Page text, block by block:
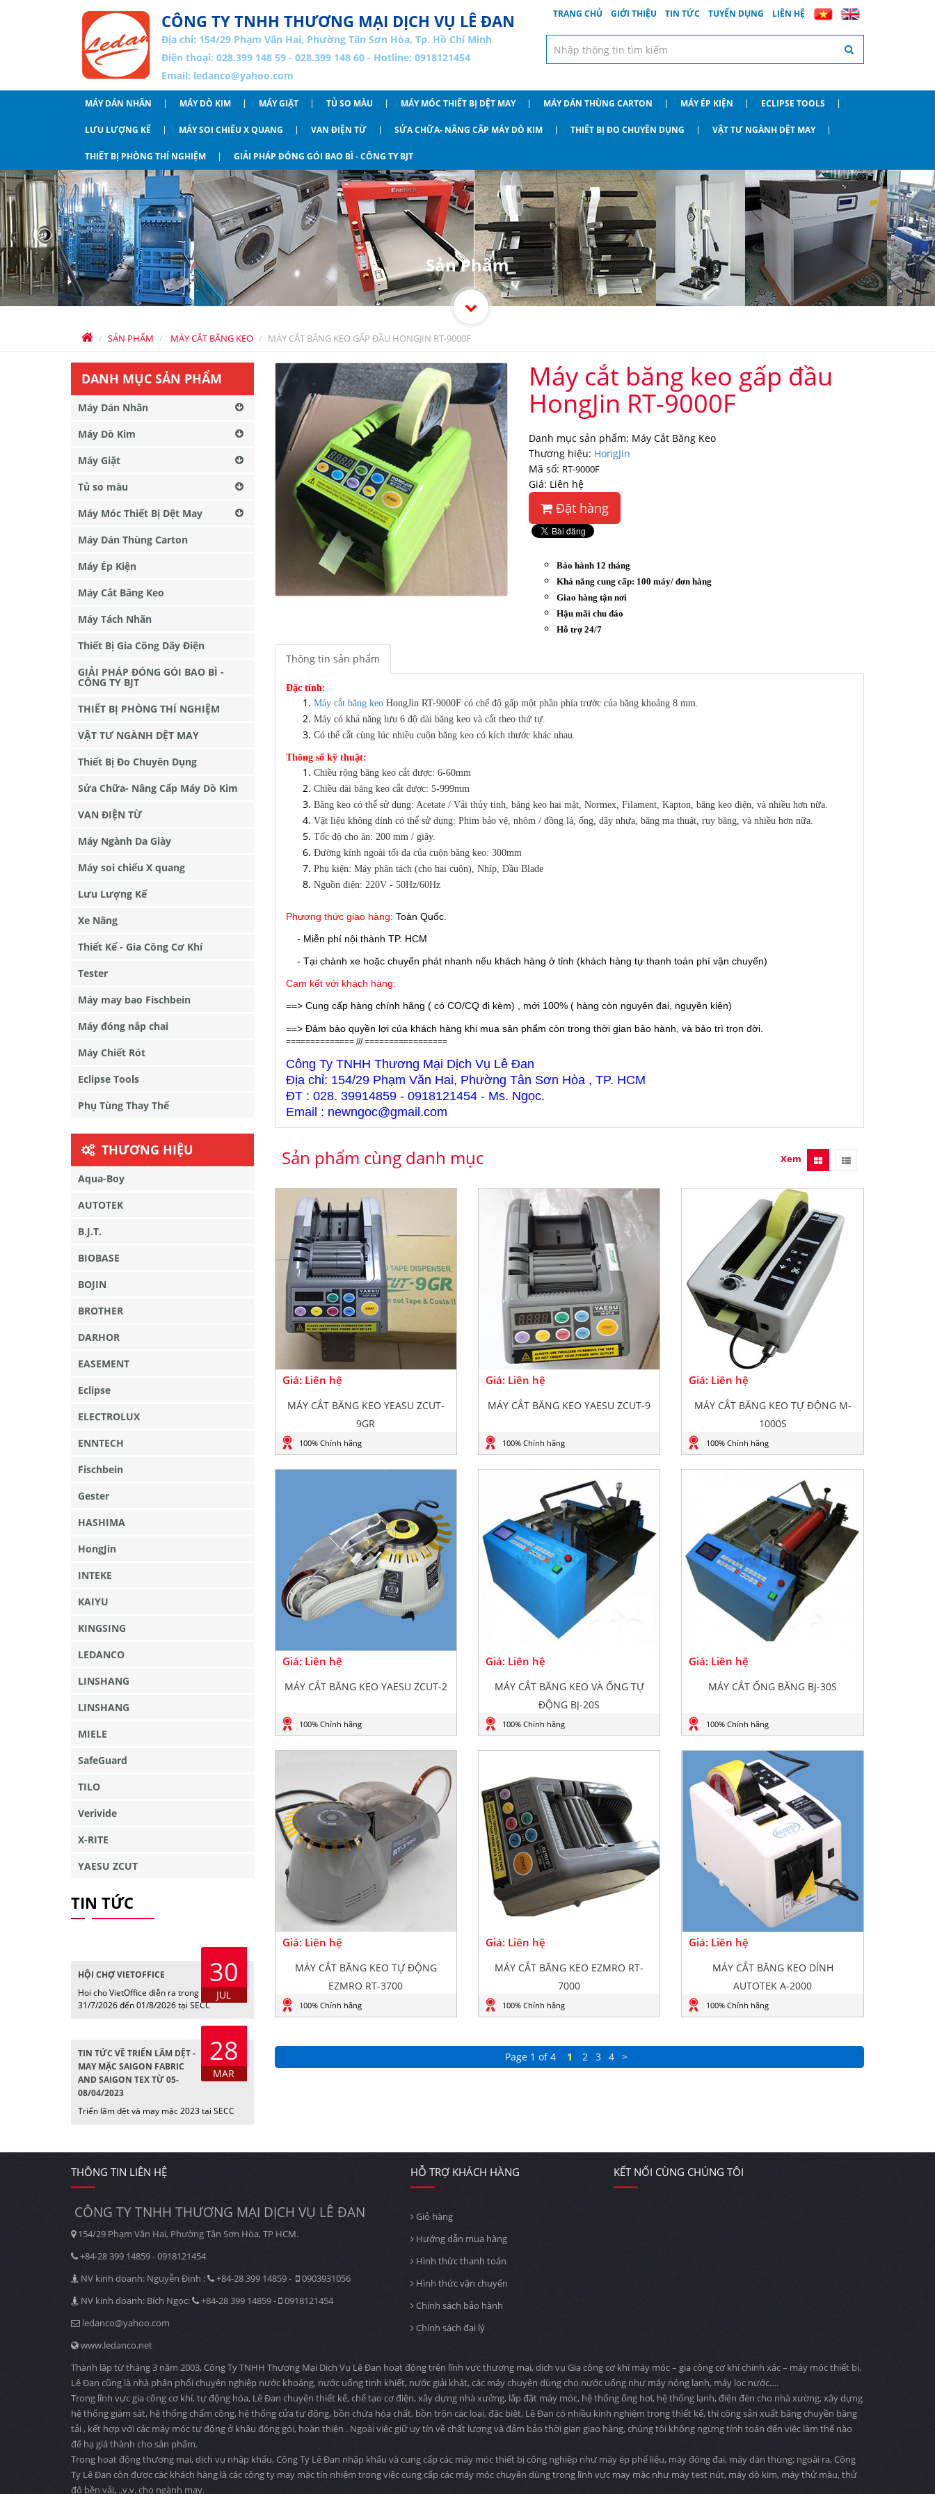
CÔNG TY TNHH THƯƠNG MẠI DỊCH VỤ LÊ ĐAN
Địa chỉ: 154/29 Phạm Văn Hai, Phường Tân Sơn Hòa, Tp. Hồ Chí Minh
Điện thoại: 028.399 148 59 - 028.399 148 60 - Hotline: 0918121454
Email: ledanco@yahoo.com
TRANG CHỦ GIỚI THIỆU TIN TỨC TUYỂN DỤNG LIÊN HỆ
MÁY DÁN NHÃN MÁY DÒ KIM MÁY GIẶT TỦ SO MÀU MÁY MÓC THIẾT BỊ DỆT MAY MÁY DÁN THÙNG CARTON MÁY ÉP KIỆN ECLIPSE TOOLS
LƯU LƯỢNG KẾ MÁY SOI CHIẾU X QUANG VAN ĐIỆN TỪ SỬA CHỮA- NÂNG CẤP MÁY DÒ KIM THIẾT BỊ ĐO CHUYÊN DỤNG VẬT TƯ NGÀNH DỆT MAY
THIẾT BỊ PHÒNG THÍ NGHIỆM GIẢI PHÁP ĐÓNG GÓI BAO BÌ - CÔNG TY BJT
SẢN PHẨM MÁY CẮT BĂNG KEO MÁY CẮT BĂNG KEO GẤP ĐẦU HONGJIN RT-9000F
Sản Phẩm
Máy cắt băng keo gấp đầu
HongJin RT-9000F
Danh mục sản phẩm: Máy Cắt Băng Keo
Thương hiệu: HongJin
Mã số: RT-9000F
Giá: Liên hệ
Đặt hàng
Bảo hành 12 tháng
Khả năng cung cấp: 100 máy/ đơn hàng
Giao hàng tận nơi
Hậu mãi chu đáo
Hỗ trợ 24/7
Thông tin sản phẩm
Đặc tính:
Máy cắt băng keoHongJin RT-9000F có chế độ gấp một phần phía trước của băng khoảng 8 mm.
Máy có khả năng lưu 6 độ dài băng keo và cắt theo thứ tự.
Có thể cắt cùng lúc nhiều cuộn băng keo có kích thước khác nhau.
Thông số kỹ thuật:
Chiều rộng băng keo cắt được: 6-60mm
Chiều dài băng keo cắt được: 5-999mm
Băng keo có thể sử dụng: Acetate / Vải thủy tinh, băng keo hai mặt, Normex, Filament, Kapton, băng keo điện, và nhiều hơn nữa.
Vật liệu không dính có thể sử dụng: Phim bảo vệ, nhôm / đồng lá, ống, dây nhựa, băng ma thuật, ruy băng, và nhiều hơn nữa.
Tốc độ cho ăn: 200 mm / giây.
Đường kính ngoài tối đa của cuộn băng keo: 300mm
Phụ kiện: Máy phân tách (cho hai cuộn), Nhíp, Dầu Blade
Nguồn điện: 220V - 50Hz/60Hz
Phương thức giao hàng: Toàn Quốc.
- Miễn phí nội thành TP. HCM
- Tại chành xe hoặc chuyển phát nhanh nếu khách hàng ở tỉnh (khách hàng tự thanh toán phí vận chuyển)
Cam kết với khách hàng:
==> Cung cấp hàng chính hãng ( có CO/CQ đi kèm) , mới 100% ( hàng còn nguyên đai, nguyên kiện)
==> Đảm bảo quyền lợi của khách hàng khi mua sản phẩm còn trong thời gian bảo hành, và bảo trì trọn đời.
============== /// =================
Công Ty TNHH Thương Mại Dịch Vụ Lê Đan
Địa chỉ: 154/29 Phạm Văn Hai, Phường Tân Sơn Hòa , TP. HCM
ĐT : 028. 39914859 - 0918121454 - Ms. Ngọc.
Email : newngoc@gmail.com
Sản phẩm cùng danh mục Xem
Giá: Liên hệ
MÁY CẮT BĂNG KEO YEASU ZCUT-
9GR
100% Chính hãng
Giá: Liên hệ
MÁY CẮT BĂNG KEO YAESU ZCUT-9
100% Chính hãng
Giá: Liên hệ
MÁY CẮT BĂNG KEO TỰ ĐỘNG M-
1000S
100% Chính hãng
Giá: Liên hệ
MÁY CẮT BĂNG KEO YAESU ZCUT-2
100% Chính hãng
Giá: Liên hệ
MÁY CẮT BĂNG KEO VÀ ỐNG TỰ
ĐỘNG BJ-20S
100% Chính hãng
Giá: Liên hệ
MÁY CẮT ỐNG BĂNG BJ-30S
100% Chính hãng
Giá: Liên hệ
MÁY CẮT BĂNG KEO TỰ ĐỘNG
EZMRO RT-3700
100% Chính hãng
Giá: Liên hệ
MÁY CẮT BĂNG KEO EZMRO RT-
7000
100% Chính hãng
Giá: Liên hệ
MÁY CẮT BĂNG KEO DÍNH
AUTOTEK A-2000
100% Chính hãng
Page 1 of 4 1 2 3 4 >
DANH MỤC SẢN PHẨM
Máy Dán Nhãn
Máy Dò Kim
Máy Giặt
Tủ so màu
Máy Móc Thiết Bị Dệt May
Máy Dán Thùng Carton
Máy Ép Kiện
Máy Cắt Băng Keo
Máy Tách Nhãn
Thiết Bị Gia Công Dây Điện
GIẢI PHÁP ĐÓNG GÓI BAO BÌ -
CÔNG TY BJT
THIẾT BỊ PHÒNG THÍ NGHIỆM
VẬT TƯ NGÀNH DỆT MAY
Thiết Bị Đo Chuyên Dụng
Sửa Chữa- Nâng Cấp Máy Dò Kim
VAN ĐIỆN TỪ
Máy Ngành Da Giày
Máy soi chiếu X quang
Lưu Lượng Kế
Xe Nâng
Thiết Kế - Gia Công Cơ Khí
Tester
Máy may bao Fischbein
Máy đóng nắp chai
Máy Chiết Rót
Eclipse Tools
Phụ Tùng Thay Thế
THƯƠNG HIỆU
Aqua-Boy
AUTOTEK
B.J.T.
BIOBASE
BOJIN
BROTHER
DARHOR
EASEMENT
Eclipse
ELECTROLUX
ENNTECH
Fischbein
Gester
HASHIMA
HongJin
INTEKE
KAIYU
KINGSING
LEDANCO
LINSHANG
LINSHANG
MIELE
SafeGuard
TILO
Verivide
X-RITE
YAESU ZCUT
TIN TỨC
30
JUL
HỘI CHỢ VIETOFFICE
Hoi cho VietOffice diễn ra trong các ngày
31/7/2026 đến 01/8/2026 tại SECC
28
MAR
TIN TỨC VỀ TRIỂN LÃM DỆT -
MAY MẶC SAIGON FABRIC
AND SAIGON TEX TỪ 05-
08/04/2023
Triển lãm dệt và may mặc 2023 tại SECC
THÔNG TIN LIÊN HỆ
CÔNG TY TNHH THƯƠNG MẠI DỊCH VỤ LÊ ĐAN
154/29 Phạm Văn Hai, Phường Tân Sơn Hòa, TP HCM.
+84-28 399 14859 - 0918121454
NV kinh doanh: Nguyễn Định :
+84-28 399 14859 -
0903931056
NV kinh doanh: Bích Ngọc:
+84-28 399 14859 -
0918121454
ledanco@yahoo.com
www.ledanco.net
HỖ TRỢ KHÁCH HÀNG
Giỏ hàng
Hướng dẫn mua hàng
Hình thức thanh toán
Hình thức vận chuyển
Chính sách bảo hành
Chính sách đại lý
KẾT NỐI CÙNG CHÚNG TÔI
Thành lập từ tháng 3 năm 2003, Công Ty TNHH Thương Mại Dịch Vụ Lê Đan hoạt động trên lĩnh vực thương mại, dịch vụ Gia công cơ khí máy móc – gia công cơ khí chính xác – máy móc thiết bị.
Lê Đan cũng là nhà phân phối chuyên nghiệp nước khoáng, nước uống tinh khiết, nước giải khát, các máy chuyên dùng cho nước uống như máy nóng lạnh, máy lọc nước….
Trong lĩnh vực gia công cơ khí, tự động hóa, Lê Đan chuyên thiết kế, chế tạo cơ điện, xây dựng nhà xưởng, lắp đặt máy móc, hệ thống ống hơi, hệ thống lạnh, điện đèn cho nhà xường, xây dựng
hệ thống giám sát, hệ thống chấm công, hệ thống cửa tự động, bồn chứa hóa chất, bồn trộn các loại, đặc biệt, Lê Đan có nhiều kinh nghiệm trong thiết kế, thi công sản xuất băng chuyền băng
tải , kết hợp với các máy móc tự động ở khâu đóng gói, hoàn thiện . Ngoài việc giữ uy tín về chất lượng và đảm bảo thời gian giao hàng, chúng tôi không ngừng tính toán đến việc làm thế nào
để hạ giá thành cho sản phẩm.
Trong hoạt động thương mại, dịch vụ nhập khẩu, Công Ty Lê Đan nhập khẩu và cung cấp các máy móc thiết bị công nghiệp như máy ép phế liệu, máy đóng đai, máy dán thùng; ngoài ra, Công
Ty Lê Đan còn được các khách hàng là các công ty may mặc tín nhiệm trong việc cung cấp các máy móc chuyên dùng trong lĩnh vực may mặc như máy test nút, máy dò kim, máy thử màu, thử
độ bền vải, ..v.v. cho ngành may.